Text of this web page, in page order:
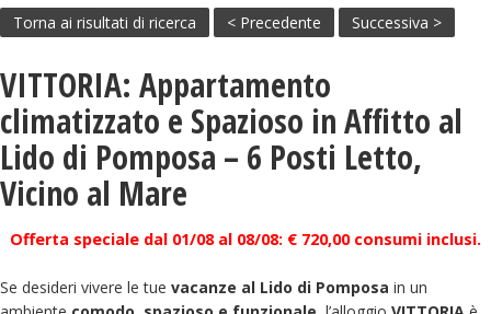
Torna ai risultati di ricerca < Precedente Successiva >
VITTORIA: Appartamento
climatizzato e Spazioso in Affitto al
Lido di Pomposa – 6 Posti Letto,
Vicino al Mare
Offerta speciale dal 01/08 al 08/08: € 720,00 consumi inclusi.
Se desideri vivere le tue vacanze al Lido di Pomposa in un